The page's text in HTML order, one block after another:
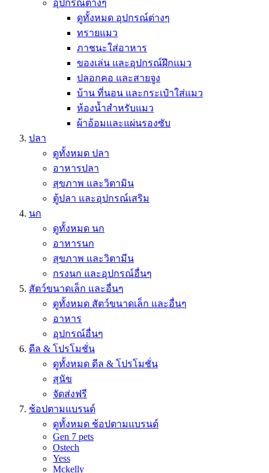
อุปกรณ์ต่างๆ
ดูทั้งหมด อุปกรณ์ต่างๆ
ทรายแมว
ภาชนะใส่อาหาร
ของเล่น และอุปกรณ์ฝึกแมว
ปลอกคอ และสายจูง
บ้าน ที่นอน และกระเป๋าใส่แมว
ห้องน้ำสำหรับแมว
ผ้าอ้อมและแผ่นรองซับ
ปลา
ดูทั้งหมด ปลา
อาหารปลา
สุขภาพ และวิตามิน
ตู้ปลา และอุปกรณ์เสริม
นก
ดูทั้งหมด นก
อาหารนก
สุขภาพ และวิตามีน
กรงนก และอุปกรณ์อื่นๆ
สัตว์ขนาดเล็ก และอื่นๆ
ดูทั้งหมด สัตว์ขนาดเล็ก และอื่นๆ
อาหาร
อุปกรณ์อื่นๆ
ดีล & โปรโมชั่น
ดูทั้งหมด ดีล & โปรโมชั่น
สุนัข
จัดส่งฟรี
ช้อปตามแบรนด์
ดูทั้งหมด ช้อปตามแบรนด์
Gen 7 pets
Ostech
Yess
Mckelly